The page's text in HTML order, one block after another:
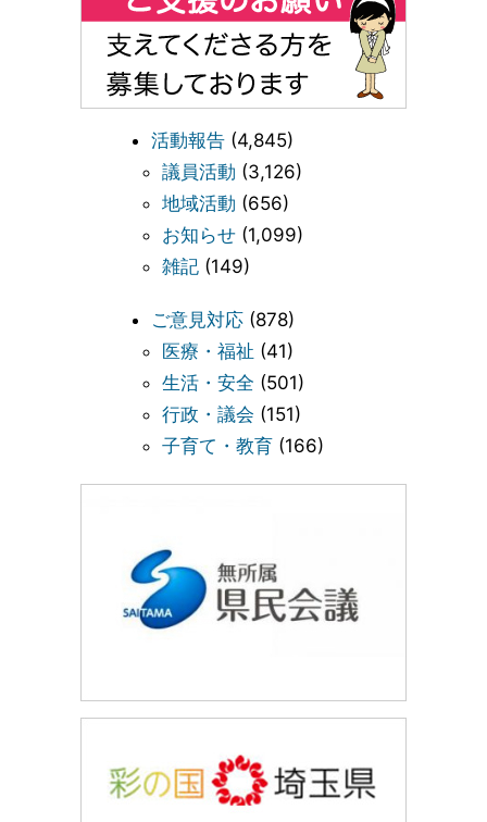
活動報告 (4,845)
議員活動 (3,126)
地域活動 (656)
お知らせ (1,099)
雑記 (149)
ご意見対応 (878)
医療・福祉 (41)
生活・安全 (501)
行政・議会 (151)
子育て・教育 (166)